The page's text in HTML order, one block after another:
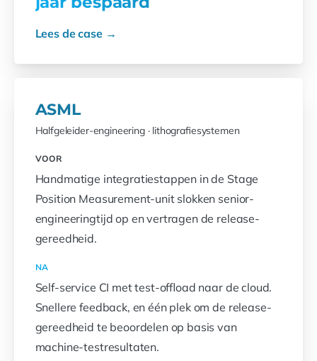
Lees de case →
ASML
Halfgeleider-engineering · lithografiesystemen
VOOR
Handmatige integratiestappen in de Stage
Position Measurement-unit slokken senior-
engineeringtijd op en vertragen de release-
gereedheid.
NA
Self-service CI met test-offload naar de cloud.
Snellere feedback, en één plek om de release-
gereedheid te beoordelen op basis van
machine-testresultaten.